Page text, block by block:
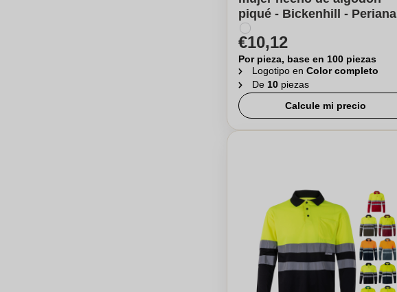
piqué - Bickenhill - Periana
€10,12
Por pieza, base en 100 piezas
Logotipo en Color completo
De 10 piezas
Calcule mi precio